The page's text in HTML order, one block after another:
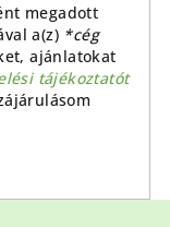
megadott
a(z) *cég
ajánlatokat
tájékoztatót